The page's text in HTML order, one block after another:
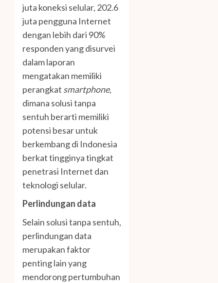
juta koneksi selular, 202.6
juta pengguna Internet
dengan lebih dari 90%
responden yang disurvei
dalam laporan
mengatakan memiliki
perangkat smartphone,
dimana solusi tanpa
sentuh berarti memiliki
potensi besar untuk
berkembang di Indonesia
berkat tingginya tingkat
penetrasi Internet dan
teknologi selular.
Perlindungan data
Selain solusi tanpa sentuh,
perlindungan data
merupakan faktor
penting lain yang
mendorong pertumbuhan